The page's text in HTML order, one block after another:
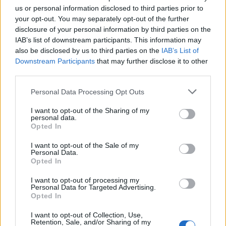
us or personal information disclosed to third parties prior to
your opt-out. You may separately opt-out of the further
disclosure of your personal information by third parties on the
IAB’s list of downstream participants. This information may
also be disclosed by us to third parties on the IAB’s List of
Downstream Participants that may further disclose it to other
Personal Data Processing Opt Outs
I want to opt-out of the Sharing of my
personal data.
Opted In
I want to opt-out of the Sale of my
Personal Data.
Opted In
I want to opt-out of processing my
Personal Data for Targeted Advertising.
Opted In
I want to opt-out of Collection, Use,
Retention, Sale, and/or Sharing of my
400 g färsk filodeg
220 smör
SIRAP
3 dl vatten
Citronsaft av 1/2 citron + skal
1 tsk vaniljsocker
FYLLNING